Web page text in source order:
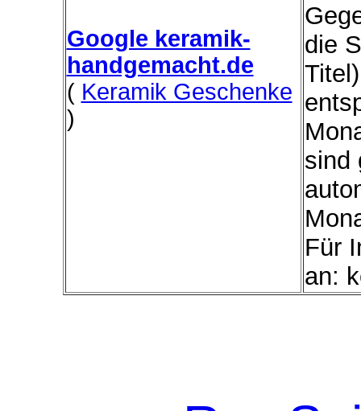
Google keramik-
handgemacht.de
( Keramik Geschenke
)
die
sind
Für
an: